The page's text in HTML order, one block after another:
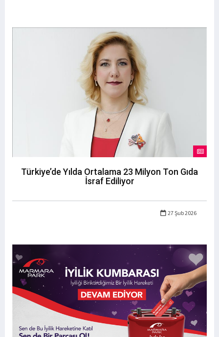
Türkiye’de Yılda Ortalama 23 Milyon Ton Gıda
İsraf Ediliyor
27 Şub 2026